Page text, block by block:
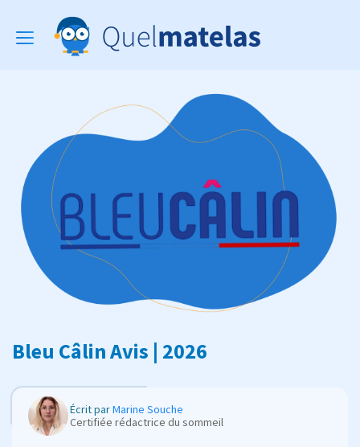
Toggle
navigation
Bleu Câlin Avis | 2026
Écrit parMarine Souche
Certifiée rédactrice du sommeil